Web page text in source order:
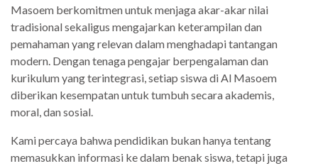
Masoem berkomitmen untuk menjaga akar-akar nilai
tradisional sekaligus mengajarkan keterampilan dan
pemahaman yang relevan dalam menghadapi tantangan
modern. Dengan tenaga pengajar berpengalaman dan
kurikulum yang terintegrasi, setiap siswa di Al Masoem
diberikan kesempatan untuk tumbuh secara akademis,
moral, dan sosial.
Kami percaya bahwa pendidikan bukan hanya tentang
memasukkan informasi ke dalam benak siswa, tetapi juga